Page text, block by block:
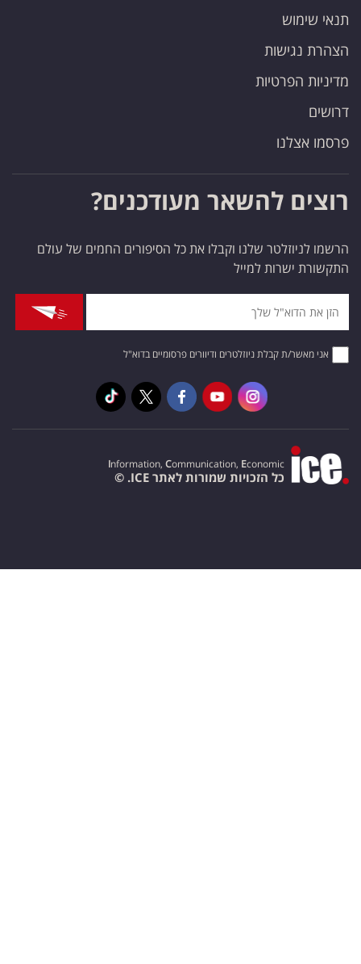
תנאי שימוש
הצהרת נגישות
מדיניות הפרטיות
דרושים
פרסמו אצלנו
רוצים להשאר מעודכנים?
הרשמו לניוזלטר שלנו וקבלו את כל הסיפורים החמים של עולם
התקשורת ישרות למייל
אני מאשר/ת קבלת ניוזלטרים ודיוורים פרסומיים בדוא"ל
Information, Communication, Economic
כל הזכויות שמורות לאתר ICE. ©